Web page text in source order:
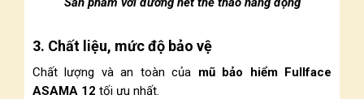
3. Chất liệu, mức độ bảo vệ
Chất lượng và an toàn của mũ bảo hiểm Fullface
ASAMA 12 tối ưu nhất.